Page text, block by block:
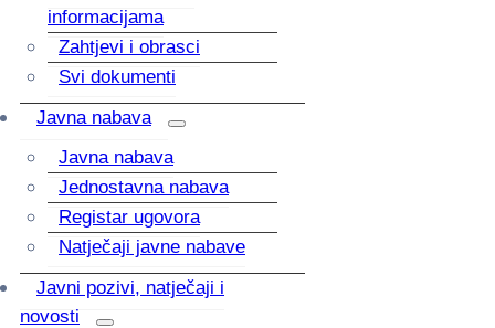
informacijama
Zahtjevi i obrasci
Svi dokumenti
Javna nabava
Javna nabava
Jednostavna nabava
Registar ugovora
Natječaji javne nabave
Javni pozivi, natječaji i
novosti